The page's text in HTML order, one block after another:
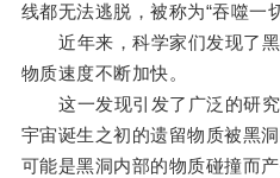
线都无法逃脱，被称为“吞噬一
近年来，科学家们发现了黑
物质速度不断加快。
这一发现引发了广泛的研究
宇宙诞生之初的遗留物质被黑
可能是黑洞内部的物质碰撞而产